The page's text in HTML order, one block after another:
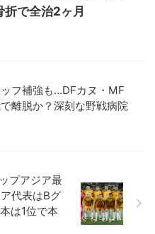
折で全治2ヶ月
フ補強も…DFカヌ・MF
離脱か？深刻な野戦病院
プアジア最
代表はBグ
は1位で本